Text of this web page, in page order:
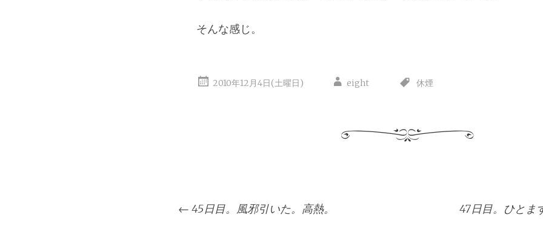
そんな感じ。
2010年12月4日(土曜日) eight 休煙
投
← 45日目。風邪引いた。高熱。 47日目。ひとま